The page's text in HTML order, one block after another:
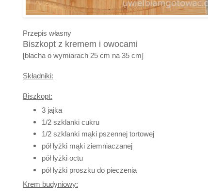
Przepis własny
Biszkopt z kremem i owocami
[blacha o wymiarach 25 cm na 35 cm]
Składniki:
Biszkopt:
3 jajka
1/2 szklanki cukru
1/2 szklanki mąki pszennej tortowej
pół łyżki mąki ziemniaczanej
pół łyżki octu
pół łyżki proszku do pieczenia
Krem budyniowy: